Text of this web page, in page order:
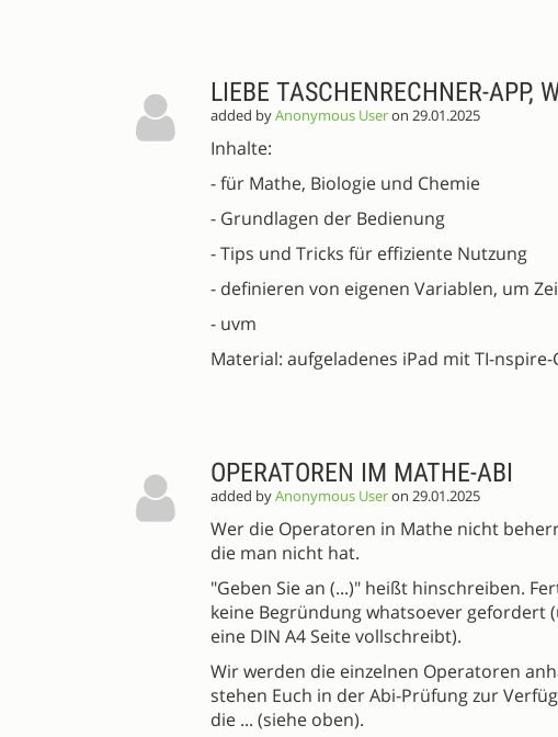
LIEBE TASCHENRECHNER-APP,
added byAnonymous Useron 29.01.2025
Inhalte:
- für Mathe, Biologie und Chemie
- Grundlagen der Bedienung
- Tips und Tricks für effiziente Nutzung
- definieren von eigenen Variablen, um
- uvm
Material: aufgeladenes iPad mit TI-
OPERATOREN IM MATHE-ABI
added byAnonymous Useron 29.01.2025
Wer die Operatoren in Mathe nicht
die man nicht hat.
"Geben Sie an (...)" heißt hinschreiben.
keine Begründung whatsoever gefordert
eine DIN A4 Seite vollschreibt).
Wir werden die einzelnen Operatoren
stehen Euch in der Abi-Prüfung zur
die ... (siehe oben).